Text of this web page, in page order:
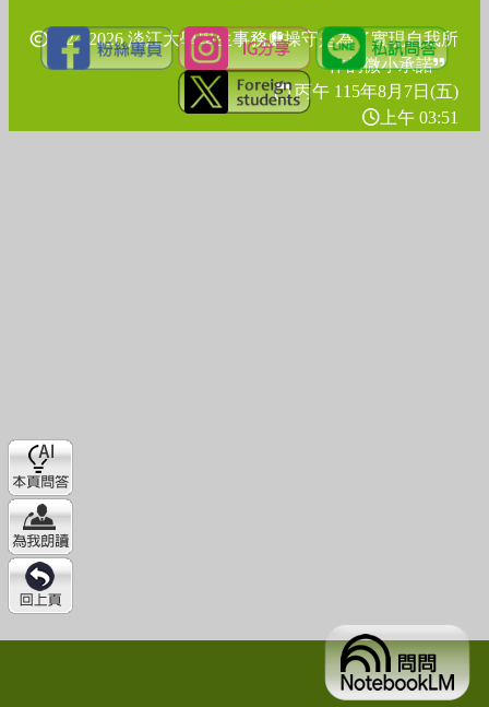
2024-2026 淡江大學學生事務處操守是為了實現自我所
作的微小承諾
丙午 115年8月7日(五)
上午 03:51